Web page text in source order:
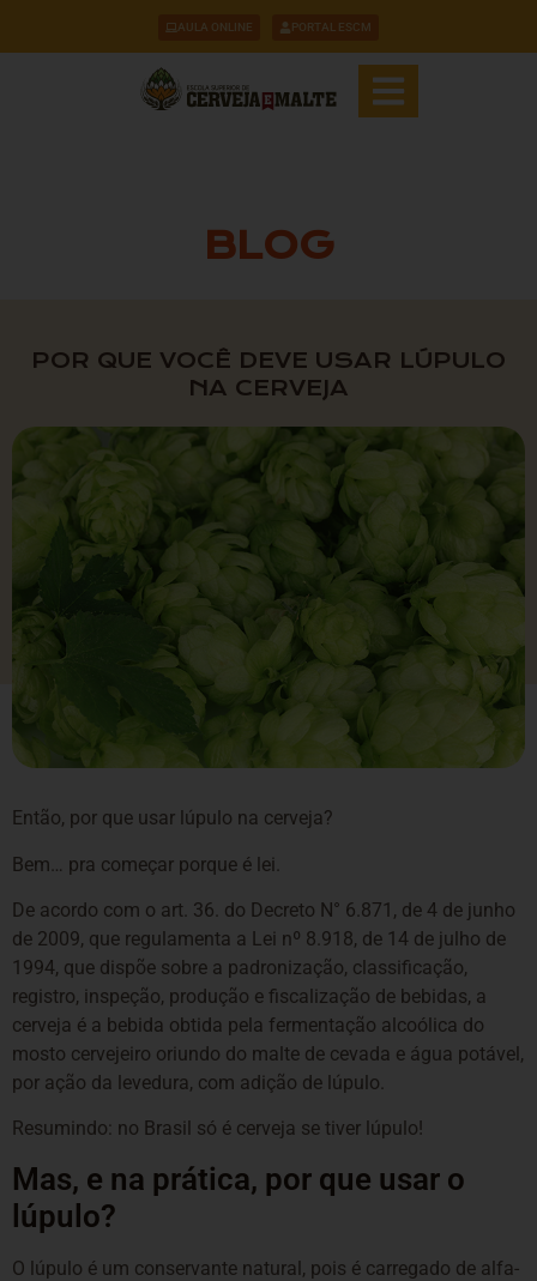
AULA ONLINE PORTAL ESCM
BLOG
POR QUE VOCÊ DEVE USAR LÚPULO
NA CERVEJA
Então, por que usar lúpulo na cerveja?
Bem… pra começar porque é lei.
De acordo com o art. 36. do Decreto N° 6.871, de 4 de junho
de 2009, que regulamenta a Lei nº 8.918, de 14 de julho de
1994, que dispõe sobre a padronização, classificação,
registro, inspeção, produção e fiscalização de bebidas, a
cerveja é a bebida obtida pela fermentação alcoólica do
mosto cervejeiro oriundo do malte de cevada e água potável,
por ação da levedura, com adição de lúpulo.
Resumindo: no Brasil só é cerveja se tiver lúpulo!
Mas, e na prática, por que usar o
lúpulo?
O lúpulo é um conservante natural, pois é carregado de alfa-